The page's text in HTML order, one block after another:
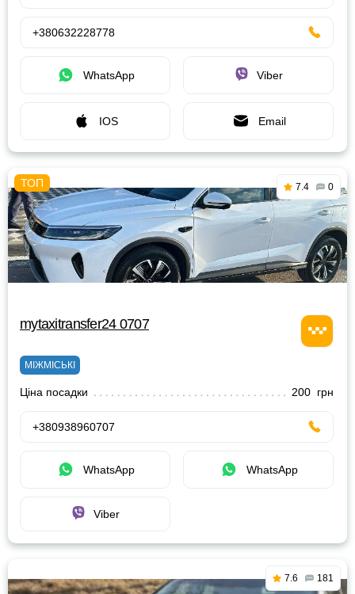
+380632228778
WhatsApp Viber
IOS Email
7.4 0
mytaxitransfer24 0707
МІЖМІСЬКІ
Ціна посадки 200 грн
+380938960707
WhatsApp WhatsApp
Viber
7.6 181